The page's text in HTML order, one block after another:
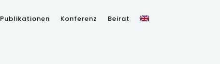
Publikationen Konferenz Beirat